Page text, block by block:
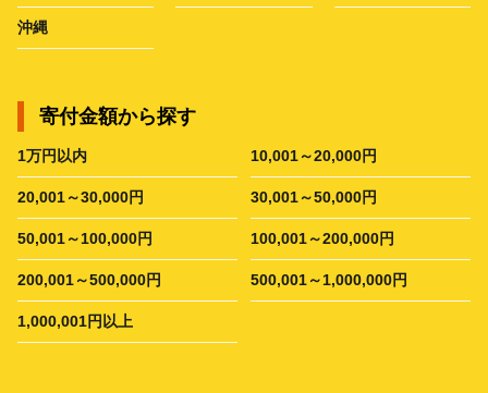
沖縄
寄付金額から探す
1万円以内 10,001～20,000円
20,001～30,000円 30,001～50,000円
50,001～100,000円 100,001～200,000円
200,001～500,000円 500,001～1,000,000円
1,000,001円以上